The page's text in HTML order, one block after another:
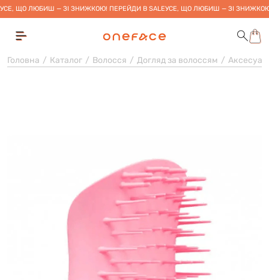
УСЕ, ЩО ЛЮБИШ — ЗІ ЗНИЖКОЮ! ПЕРЕЙДИ В SALEУСЕ, ЩО ЛЮБИШ — ЗІ
Головна Каталог Волосся Догляд за волоссям